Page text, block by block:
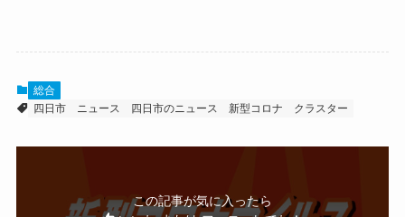
総合
四日市
ニュース 四日市のニュース 新型コロナ クラスター
この記事が気に入ったら